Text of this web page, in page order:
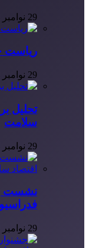
29 نوامبر 2024
ریاست
29 نوامبر 2024
تحلیل
سلامت
29 نوامبر 2024
نشست
29 نوامبر 2024